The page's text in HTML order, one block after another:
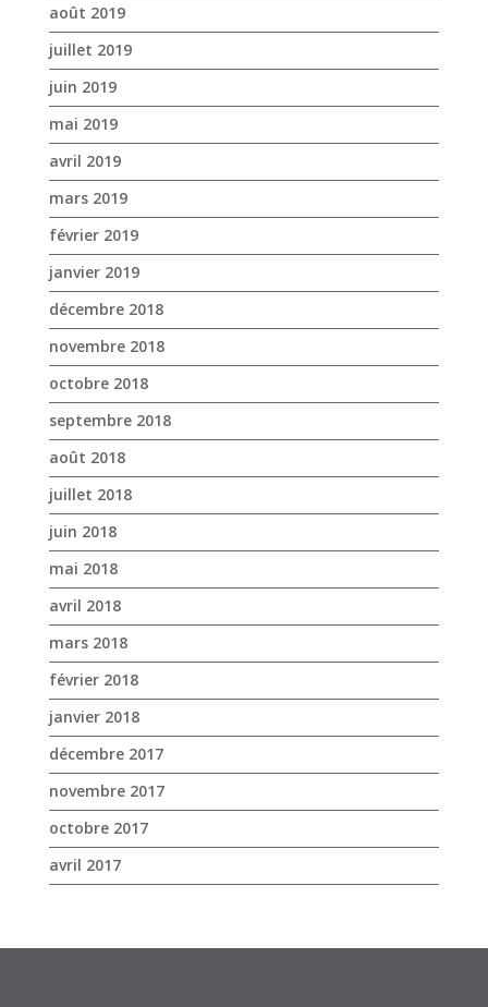
août 2019
juillet 2019
juin 2019
mai 2019
avril 2019
mars 2019
février 2019
janvier 2019
décembre 2018
novembre 2018
octobre 2018
septembre 2018
août 2018
juillet 2018
juin 2018
mai 2018
avril 2018
mars 2018
février 2018
janvier 2018
décembre 2017
novembre 2017
octobre 2017
avril 2017